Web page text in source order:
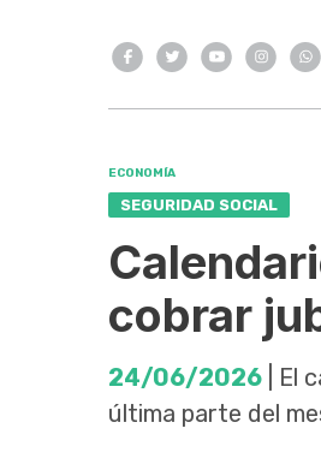
ECONOMÍA
SEGURIDAD SOCIAL
cobrar
24/06/2026 | El
última parte del